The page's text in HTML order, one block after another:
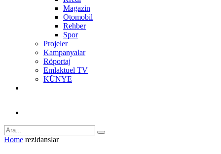
Magazin
Otomobil
Rehber
Spor
Projeler
Kampanyalar
Röportaj
Emlaktuel TV
KÜNYE
Home rezidanslar